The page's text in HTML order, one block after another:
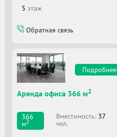
5 этаж
Обратная связь
Подробнее
Аренда офиса 366 м2
366
м2
Вместимоcть: 37
чел.